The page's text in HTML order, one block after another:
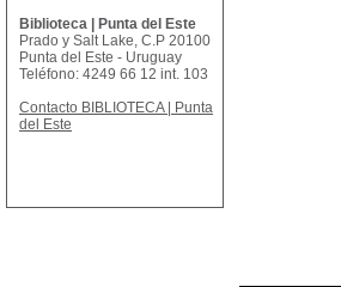
Biblioteca | Punta del Este
Prado y Salt Lake, C.P 20100
Punta del Este - Uruguay
Teléfono: 4249 66 12 int. 103
Contacto BIBLIOTECA | Punta
del Este